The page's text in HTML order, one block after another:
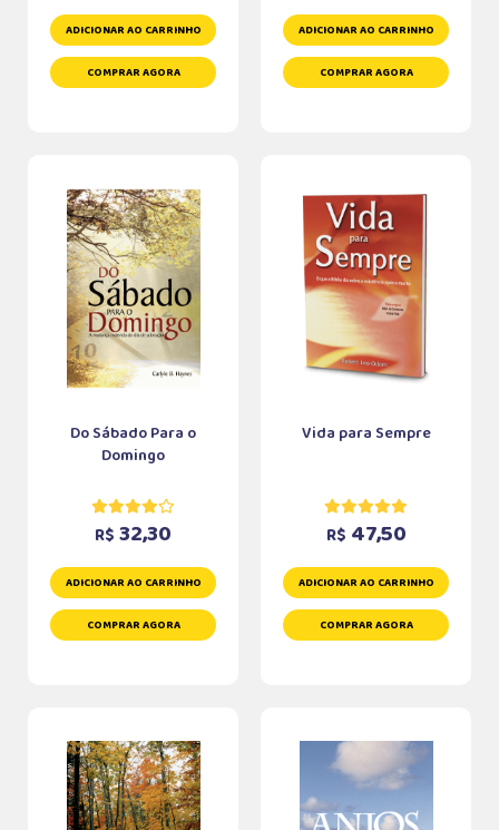
ADICIONAR AO CARRINHO
COMPRAR AGORA
ADICIONAR AO CARRINHO
COMPRAR AGORA
Do Sábado Para o
Domingo
R$ 32,30
ADICIONAR AO CARRINHO
COMPRAR AGORA
Vida para Sempre
R$ 47,50
ADICIONAR AO CARRINHO
COMPRAR AGORA